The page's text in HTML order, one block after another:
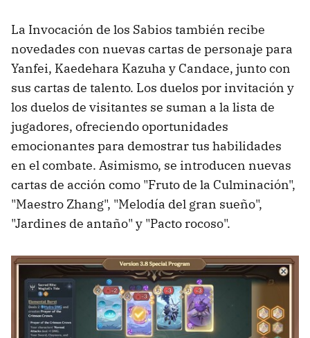
La Invocación de los Sabios también recibe
novedades con nuevas cartas de personaje para
Yanfei, Kaedehara Kazuha y Candace, junto con
sus cartas de talento. Los duelos por invitación y
los duelos de visitantes se suman a la lista de
jugadores, ofreciendo oportunidades
emocionantes para demostrar tus habilidades
en el combate. Asimismo, se introducen nuevas
cartas de acción como "Fruto de la Culminación",
"Maestro Zhang", "Melodía del gran sueño",
"Jardines de antaño" y "Pacto rocoso".